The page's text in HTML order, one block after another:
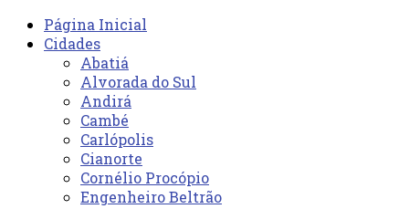
Página Inicial
Cidades
Abatiá
Alvorada do Sul
Andirá
Cambé
Carlópolis
Cianorte
Cornélio Procópio
Engenheiro Beltrão